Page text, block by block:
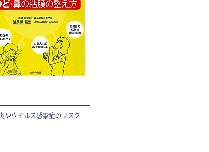
やウイルス感染症のリスク